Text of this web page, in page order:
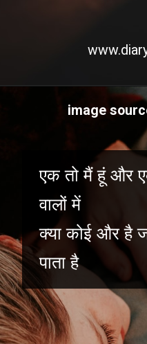
एक तो मैं हूं और
वालों में
क्या कोई और है
पाता है
image